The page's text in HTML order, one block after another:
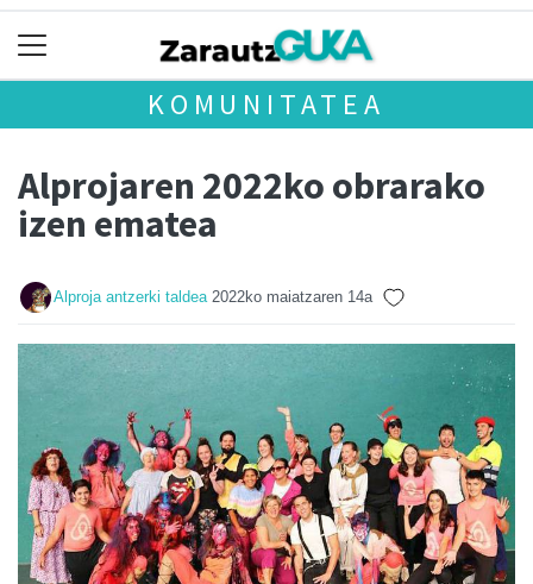
KOMUNITATEA
Alprojaren 2022ko obrarako
izen ematea
Alproja antzerki taldea 2022ko maiatzaren 14a